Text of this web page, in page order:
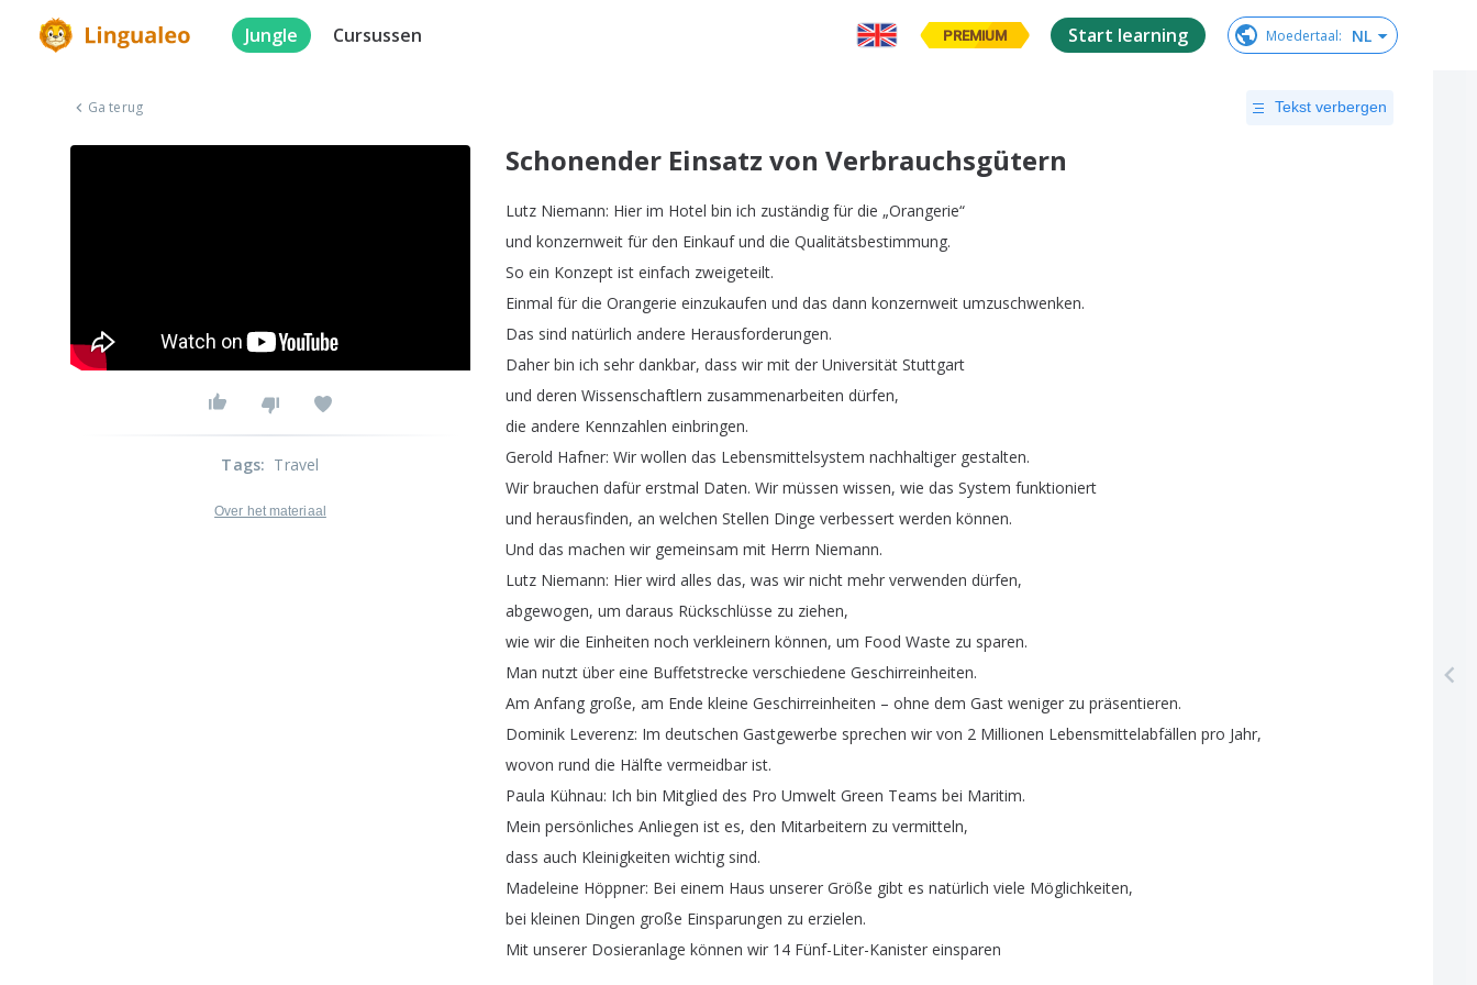
Jungle Cursussen PREMIUM Start learning Moedertaal: NL
Ga terug Tekst verbergen
Schonender Einsatz von Verbrauchsgütern
Lutz Niemann: Hier im Hotel bin ich zuständig für die „Orangerie“
und konzernweit für den Einkauf und die Qualitätsbestimmung.
So ein Konzept ist einfach zweigeteilt.
Einmal für die Orangerie einzukaufen und das dann konzernweit umzuschwenken.
Das sind natürlich andere Herausforderungen.
Daher bin ich sehr dankbar, dass wir mit der Universität Stuttgart
und deren Wissenschaftlern zusammenarbeiten dürfen,
die andere Kennzahlen einbringen.
Gerold Hafner: Wir wollen das Lebensmittelsystem nachhaltiger gestalten.
Wir brauchen dafür erstmal Daten. Wir müssen wissen, wie das System funktioniert
und herausfinden, an welchen Stellen Dinge verbessert werden können.
Und das machen wir gemeinsam mit Herrn Niemann.
Lutz Niemann: Hier wird alles das, was wir nicht mehr verwenden dürfen,
abgewogen, um daraus Rückschlüsse zu ziehen,
wie wir die Einheiten noch verkleinern können, um Food Waste zu sparen.
Man nutzt über eine Buffetstrecke verschiedene Geschirreinheiten.
Am Anfang große, am Ende kleine Geschirreinheiten – ohne dem Gast weniger zu präsentieren.
Dominik Leverenz: Im deutschen Gastgewerbe sprechen wir von 2 Millionen Lebensmittelabfällen pro Jahr,
wovon rund die Hälfte vermeidbar ist.
Paula Kühnau: Ich bin Mitglied des Pro Umwelt Green Teams bei Maritim.
Mein persönliches Anliegen ist es, den Mitarbeitern zu vermitteln,
dass auch Kleinigkeiten wichtig sind.
Madeleine Höppner: Bei einem Haus unserer Größe gibt es natürlich viele Möglichkeiten,
bei kleinen Dingen große Einsparungen zu erzielen.
Mit unserer Dosieranlage können wir 14 Fünf-Liter-Kanister einsparen
Tags: Travel
Over het materiaal